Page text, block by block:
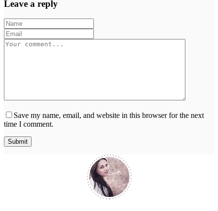
Leave a reply
Save my name, email, and website in this browser for the next
time I comment.